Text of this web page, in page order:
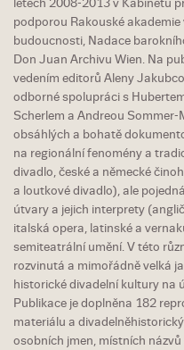
letech 2008-2013 v Kabinetu
podporou Rakouské
budoucnosti, Nadace
Don Juan Archivu Wien. Na
vedením editorů Aleny
odborné spolupráci s
Scherlem a Andreou
obsáhlých a bohatě
na regionální fenomény a
divadlo, české a německé
a loutkové divadlo), ale
útvary a jejich interprety
italská opera, latinské a
semiteatrální umění. V této
rozvinutá a mimořádně velká
historické divadelní kultury na
Publikace je doplněna 182
materiálu a
osobních jmen, místních